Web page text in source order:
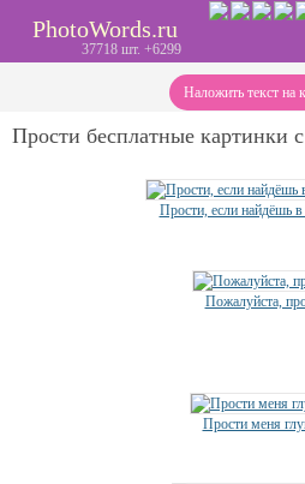
PhotoWords.ru
37718 шт. +6299
Наложить текст на
Прости бесплатные картинки
Прости, если найдёшь
Пожалуйста,
Прости меня